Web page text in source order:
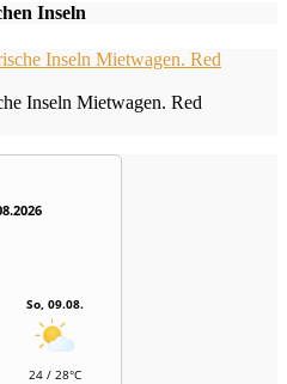
Inseln
Inseln Mietwagen. Red
So, 09.08.
24 / 28°C